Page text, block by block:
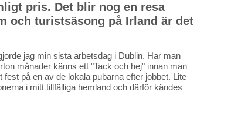
pris. Det blir nog en resa
och turistsäsong på Irland är det
jag min sista arbetsdag i Dublin. Har man
månader känns ett "Tack och hej" innan man
på en av de lokala pubarna efter jobbet. Lite
i mitt tillfälliga hemland och därför kändes